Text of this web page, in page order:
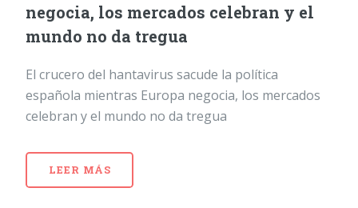
negocia, los mercados celebran y el
mundo no da tregua
El crucero del hantavirus sacude la política
española mientras Europa negocia, los mercados
celebran y el mundo no da tregua
LEER MÁS